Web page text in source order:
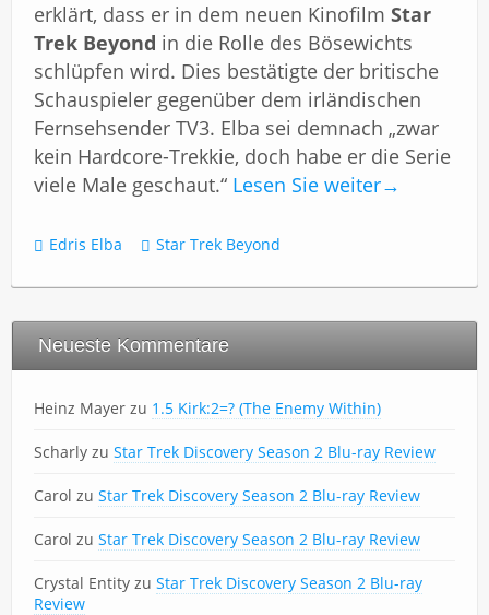
erklärt, dass er in dem neuen Kinofilm Star
Trek Beyond in die Rolle des Bösewichts
schlüpfen wird. Dies bestätigte der britische
Schauspieler gegenüber dem irländischen
Fernsehsender TV3. Elba sei demnach „zwar
kein Hardcore-Trekkie, doch habe er die Serie
viele Male geschaut.“ Lesen Sie weiter→
Edris Elba Star Trek Beyond
Neueste Kommentare
Heinz Mayer zu 1.5 Kirk:2=? (The Enemy Within)
Scharly zu Star Trek Discovery Season 2 Blu-ray Review
Carol zu Star Trek Discovery Season 2 Blu-ray Review
Carol zu Star Trek Discovery Season 2 Blu-ray Review
Crystal Entity zu Star Trek Discovery Season 2 Blu-ray
Review